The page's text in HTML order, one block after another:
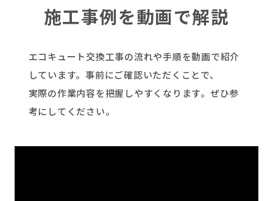
施工事例を動画で解説
エコキュート交換工事の流れや手順を動画で紹介
しています。事前にご確認いただくことで、
実際の作業内容を把握しやすくなります。ぜひ参
考にしてください。